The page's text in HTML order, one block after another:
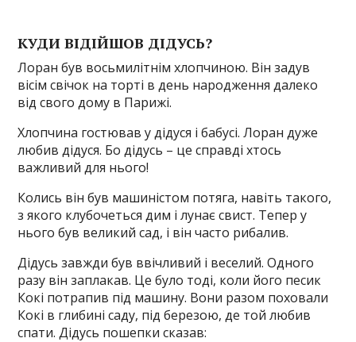
КУДИ ВІДІЙШОВ ДІДУСЬ?
Лоран був восьмилітнім хлопчиною. Він задув
вісім свічок на торті в день народження далеко
від свого дому в Парижі.
Хлопчина гостював у дідуся і бабусі. Лоран дуже
любив дідуся. Бо дідусь – це справді хтось
важливий для нього!
Колись він був машиністом потяга, навіть такого,
з якого клубочеться дим і лунає свист. Тепер у
нього був великий сад, і він часто рибалив.
Дідусь завжди був ввічливий і веселий. Одного
разу він заплакав. Це було тоді, коли його песик
Кокі потрапив під машину. Вони разом поховали
Кокі в глибині саду, під березою, де той любив
спати. Дідусь пошепки сказав: